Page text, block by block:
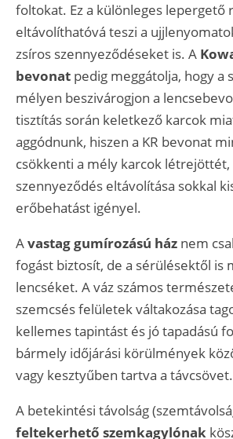
foltokat. Ez a különleges lepergető
eltávolíthatóvá teszi a
zsíros szennyeződéseket is. A
bevonat pedig meggátolja, hogy a
mélyen beszivárogjon a
tisztítás során keletkező karcok
aggódnunk, hiszen a KR bevonat
csökkenti a mély karcok
szennyeződés eltávolítása sokkal
erőbehatást igényel.
Avastag gumírozású ház nem
fogást biztosít, de a sérülésektől is
lencséket. A váz számos
szemcsés felületek váltakozása
kellemes tapintást és jó tapadású
bármely időjárási körülmények
vagy kesztyűben tartva a távcsövet.
A betekintési távolság
feltekerhető szemkagylónak